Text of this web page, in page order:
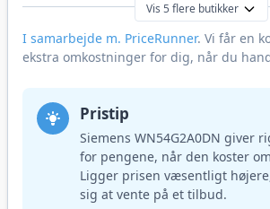
Vis 5 flere butikker
I samarbejde m. PriceRunner. Vi får en
ekstra omkostninger for dig, når du
Pristip
Siemens WN54G2A0DN giver
for pengene, når den koster
Ligger prisen væsentligt
sig at vente på et tilbud.